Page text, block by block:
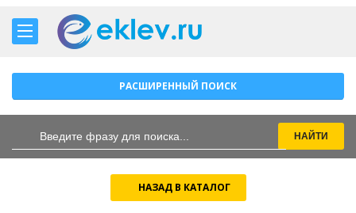
РАСШИРЕННЫЙ ПОИСК
НАЗАД В КАТАЛОГ